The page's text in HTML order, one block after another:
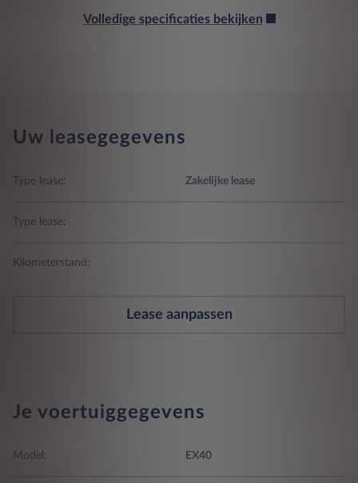
Volledige specificaties bekijken
Uw leasegegevens
Type lease: Zakelijke lease
Type lease:
Kilometerstand:
Lease aanpassen
Je voertuiggegevens
Model: EX40